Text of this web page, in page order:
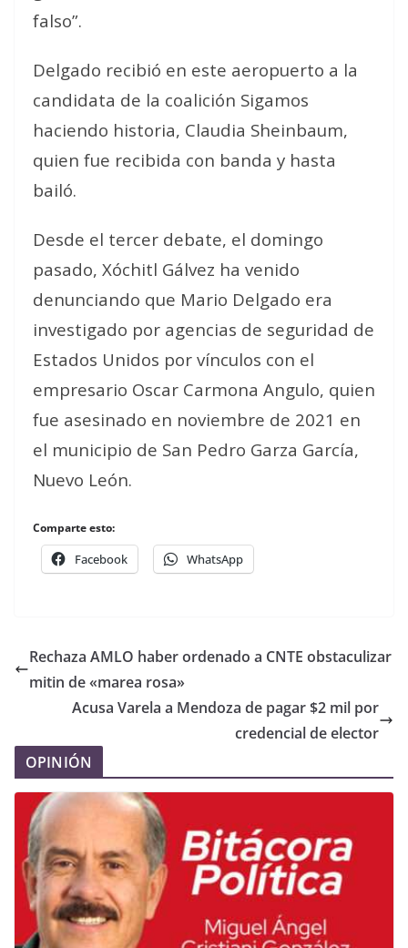
falso”.
Delgado recibió en este aeropuerto a la
candidata de la coalición Sigamos
haciendo historia, Claudia Sheinbaum,
quien fue recibida con banda y hasta
bailó.
Desde el tercer debate, el domingo
pasado, Xóchitl Gálvez ha venido
denunciando que Mario Delgado era
investigado por agencias de seguridad de
Estados Unidos por vínculos con el
empresario Oscar Carmona Angulo, quien
fue asesinado en noviembre de 2021 en
el municipio de San Pedro Garza García,
Nuevo León.
Comparte esto:
Facebook WhatsApp
Rechaza AMLO haber ordenado a CNTE obstaculizar
mitin de «marea rosa»
Acusa Varela a Mendoza de pagar $2 mil por
credencial de elector
OPINIÓN